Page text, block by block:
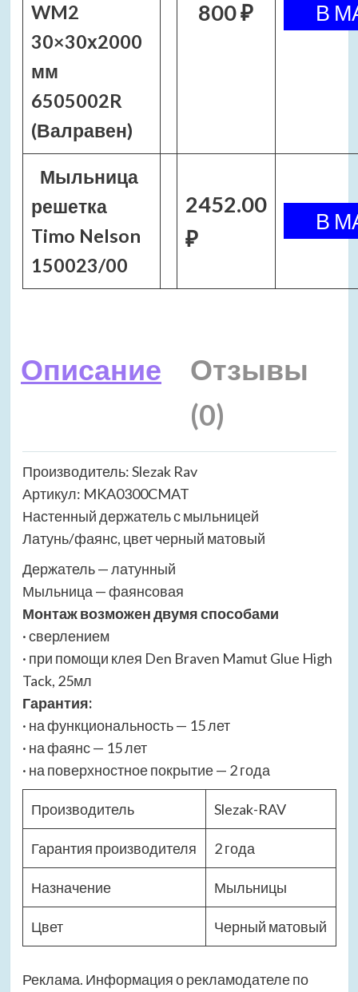
WM2
30×30х2000
мм
6505002R
(Валравен)
800 ₽
Мыльница
решетка
Timo Nelson
150023/00
2452.00
₽
Описание
Отзывы
(0)
Производитель: Slezak Rav
Артикул: MKA0300CMAT
Настенный держатель с мыльницей
Латунь/фаянс, цвет черный матовый
Держатель — латунный
Мыльница — фаянсовая
Монтаж возможен двумя способами
· сверлением
· при помощи клея Den Braven Mamut Glue High
Tack, 25мл
Гарантия:
· на функциональность — 15 лет
· на фаянс — 15 лет
· на поверхностное покрытие — 2 года
Производитель Slezak-RAV
Гарантия производителя 2 года
Назначение Мыльницы
Цвет Черный матовый
Реклама. Информация о рекламодателе по